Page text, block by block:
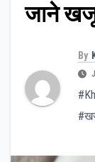
जाने
By